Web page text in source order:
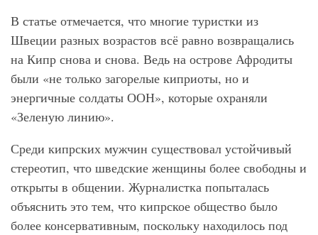
В статье отмечается, что многие туристки из
Швеции разных возрастов всё равно возвращались
на Кипр снова и снова. Ведь на острове Афродиты
были «не только загорелые киприоты, но и
энергичные солдаты ООН», которые охраняли
«Зеленую линию».
Среди кипрских мужчин существовал устойчивый
стереотип, что шведские женщины более свободны и
открыты в общении. Журналистка попыталась
объяснить это тем, что кипрское общество было
более консервативным, поскольку находилось под